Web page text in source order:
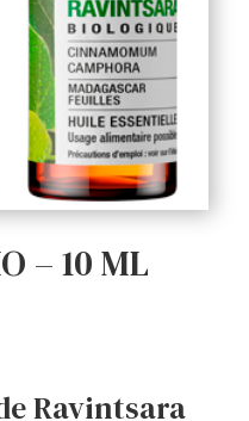
– 10 ML
Ravintsara